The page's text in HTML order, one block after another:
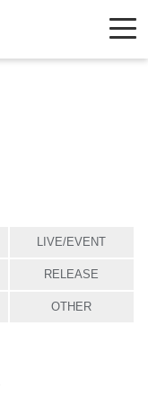
LIVE/EVENT
RELEASE
OTHER